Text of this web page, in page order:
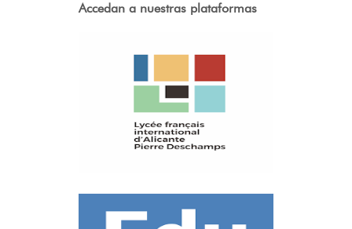
Accedan a nuestras plataformas
PÁGINA OFICIAL
DEL LICEO